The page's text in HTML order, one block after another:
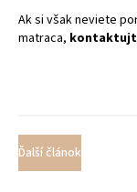
Ak si však neviete
matraca,
Ďalší článok